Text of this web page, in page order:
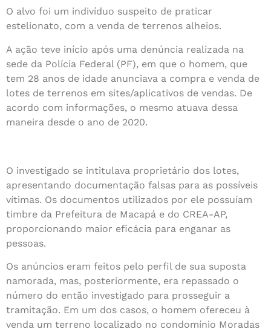
O alvo foi um indivíduo suspeito de praticar
estelionato, com a venda de terrenos alheios.
A ação teve início após uma denúncia realizada na
sede da Polícia Federal (PF), em que o homem, que
tem 28 anos de idade anunciava a compra e venda de
lotes de terrenos em sites/aplicativos de vendas. De
acordo com informações, o mesmo atuava dessa
maneira desde o ano de 2020.
O investigado se intitulava proprietário dos lotes,
apresentando documentação falsas para as possíveis
vítimas. Os documentos utilizados por ele possuíam
timbre da Prefeitura de Macapá e do CREA-AP,
proporcionando maior eficácia para enganar as
pessoas.
Os anúncios eram feitos pelo perfil de sua suposta
namorada, mas, posteriormente, era repassado o
número do então investigado para prosseguir a
tramitação. Em um dos casos, o homem ofereceu à
venda um terreno localizado no condomínio Moradas